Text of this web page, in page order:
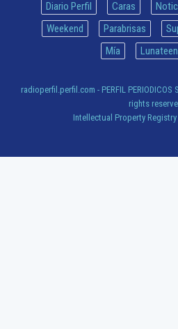
Diario Perfil Caras
Weekend
Parabrisas
Mía
Lunateen
radioperfil.perfil.com - PERFIL PERIODICOS
rights
Intellectual Property Registry